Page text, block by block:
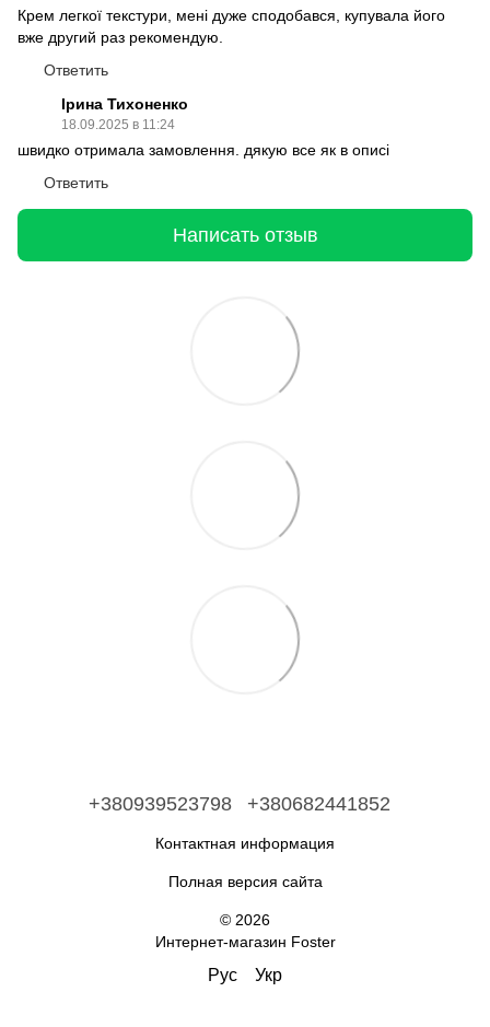
Крем легкої текстури, мені дуже сподобався, купувала його
вже другий раз рекомендую.
Ответить
Ірина Тихоненко
18.09.2025 в 11:24
швидко отримала замовлення. дякую все як в описі
Ответить
Написать отзыв
+380939523798 +380682441852
Контактная информация
Полная версия сайта
© 2026
Интернет-магазин Foster
Рус Укр